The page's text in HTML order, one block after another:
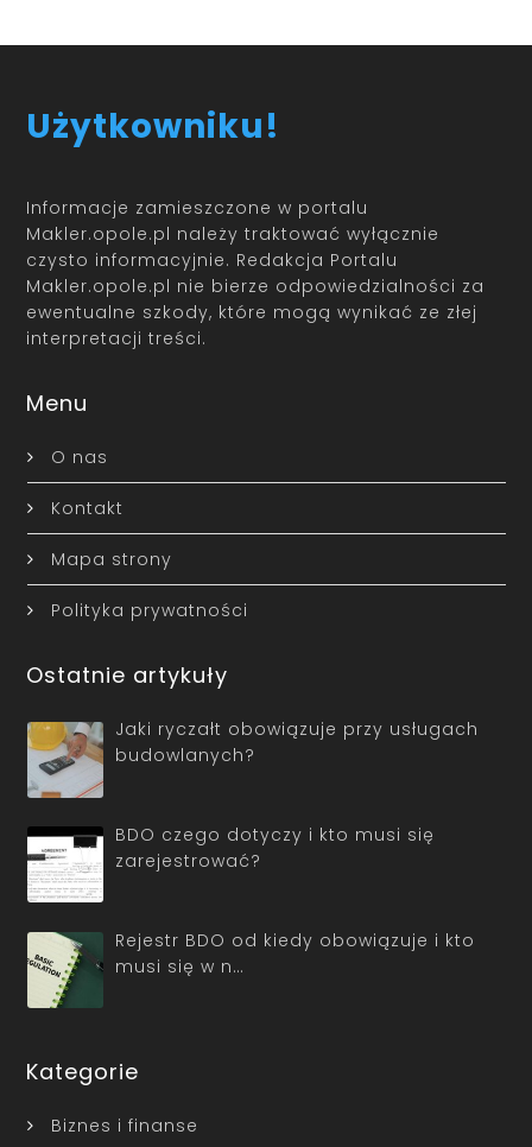
Użytkowniku!
Informacje zamieszczone w portalu
Makler.opole.pl należy traktować wyłącznie
czysto informacyjnie. Redakcja Portalu
Makler.opole.pl nie bierze odpowiedzialności za
ewentualne szkody, które mogą wynikać ze złej
interpretacji treści.
Menu
O nas
Kontakt
Mapa strony
Polityka prywatności
Ostatnie artykuły
Jaki ryczałt obowiązuje przy usługach
budowlanych?
BDO czego dotyczy i kto musi się
zarejestrować?
Rejestr BDO od kiedy obowiązuje i kto
musi się w n…
Kategorie
Biznes i finanse